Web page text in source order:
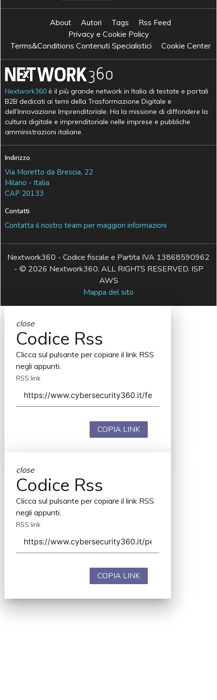
About Autori Tags
Rss Feed
Privacy e Cookie Policy
Terms&Conditions Contenuti Specialistici
Cookie Center
Nextwork360 è il più grande network in Italia di testate e portali
B2B dedicati ai temi della Trasformazione Digitale e
dell’Innovazione Imprenditoriale. Ha la missione di diffondere la
cultura digitale e imprenditoriale nelle imprese e pubbliche
amministrazioni italiane.
Indirizzo
Via Moretto da Brescia, 22
Milano - Italia
CAP 20133
Contatti
Contatta il nostro team per maggiori informazioni
Nextwork360 - Codice fiscale e Partita IVA 13868590962
- © 2026 Nextwork360. ALL RIGHTS RESERVED. ISP
AWS
Mappa del sito
close
Codice Rss
Clicca sul pulsante per copiare il link RSS
negli appunti.
RSS link
COPIA LINK
close
Codice Rss
Clicca sul pulsante per copiare il link RSS
negli appunti.
RSS link
COPIA LINK